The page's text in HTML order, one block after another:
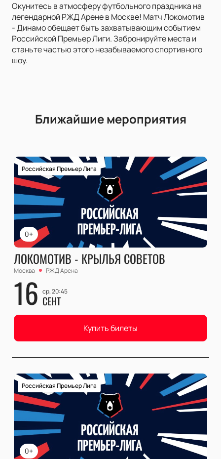
Окунитесь в атмосферу футбольного праздника на
легендарной РЖД Арене в Москве! Матч Локомотив
- Динамо обещает быть захватывающим событием
Российской Премьер Лиги. Забронируйте места и
станьте частью этого незабываемого спортивного
шоу.
Ближайшие мероприятия
0+
Российская Премьер Лига
ЛОКОМОТИВ - КРЫЛЬЯ СОВЕТОВ
Москва РЖД Арена
16 ср, 20:45
СЕНТ
Купить билеты
0+
Российская Премьер Лига